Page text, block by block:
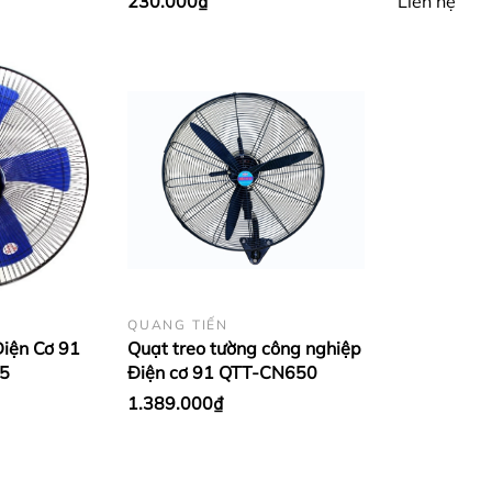
tắt giờ giúp người sử dụng yên tâm hơn khi dùng sản
bảo vệ sức khỏe.
trong lành, mát mẻ và thoáng đãng cho cả gia đình.
Cơ 91
QUANG TIẾN
Quạt treo tường công nghiệp
Điện cơ 91 QTT-CN650
1.389.000₫